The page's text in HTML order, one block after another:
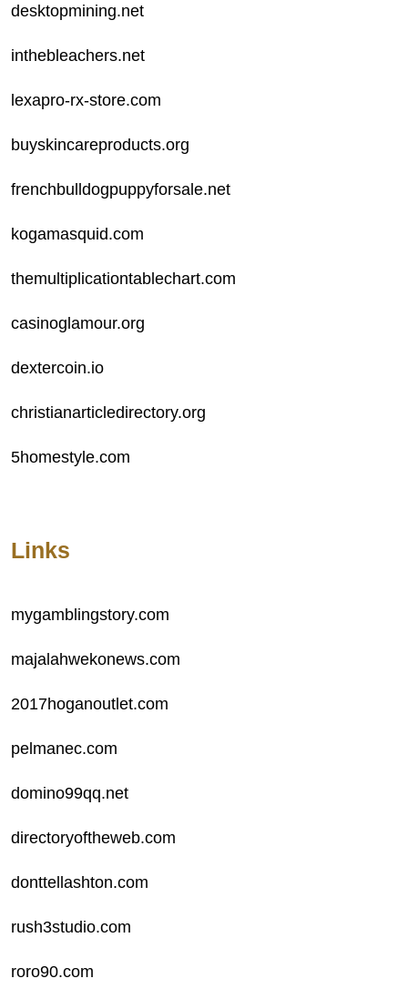
desktopmining.net
inthebleachers.net
lexapro-rx-store.com
buyskincareproducts.org
frenchbulldogpuppyforsale.net
kogamasquid.com
themultiplicationtablechart.com
casinoglamour.org
dextercoin.io
christianarticledirectory.org
5homestyle.com
Links
mygamblingstory.com
majalahwekonews.com
2017hoganoutlet.com
pelmanec.com
domino99qq.net
directoryoftheweb.com
donttellashton.com
rush3studio.com
roro90.com